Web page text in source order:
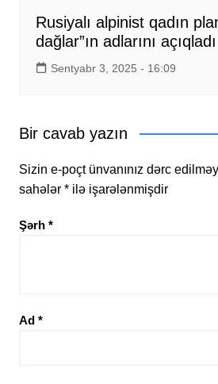
Rusiyalı alpinist qadın
dağlar”ın adlarını açıqladı
Sentyabr 3, 2025 - 16:09
Bir cavab yazın
Sizin e-poçt ünvanınız dərc
sahələr *ilə işarələnmişdir
Şərh *
Ad *